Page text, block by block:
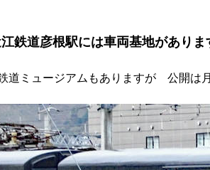
鉄道彦根駅には車両基地がありま
道ミュージアムもありますが 公開は